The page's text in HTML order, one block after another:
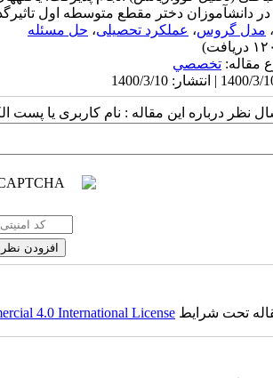
دانشآموزان دختر مقطع متوسطه اول
، مدل گروس، عملکرد تحصیلی، حل مسئله
مقاله: تخصصي
نظر درباره این مقاله : نام کاربری یا پست
تحت شرایط 4.0 International License